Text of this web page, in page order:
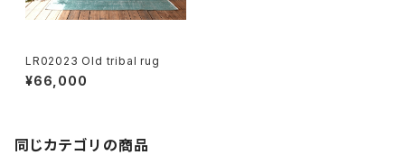
LR02023 Old tribal rug
¥66,000
同じカテゴリの商品